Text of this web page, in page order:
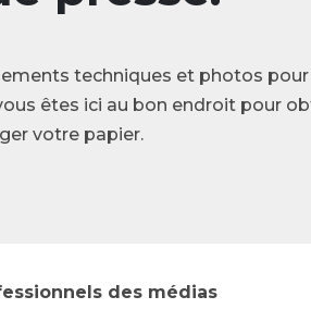
techniques et photos pour
êtes ici au bon endroit pour
votre papier.
des médias